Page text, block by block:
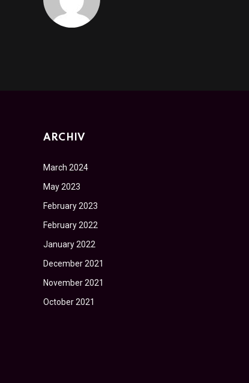
ARCHIV
March 2024
May 2023
February 2023
February 2022
January 2022
December 2021
November 2021
October 2021